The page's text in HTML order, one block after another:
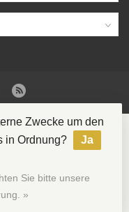
- Powered by
Zwecke um den
in Ordnung?
Ja
Sie bitte unsere
»